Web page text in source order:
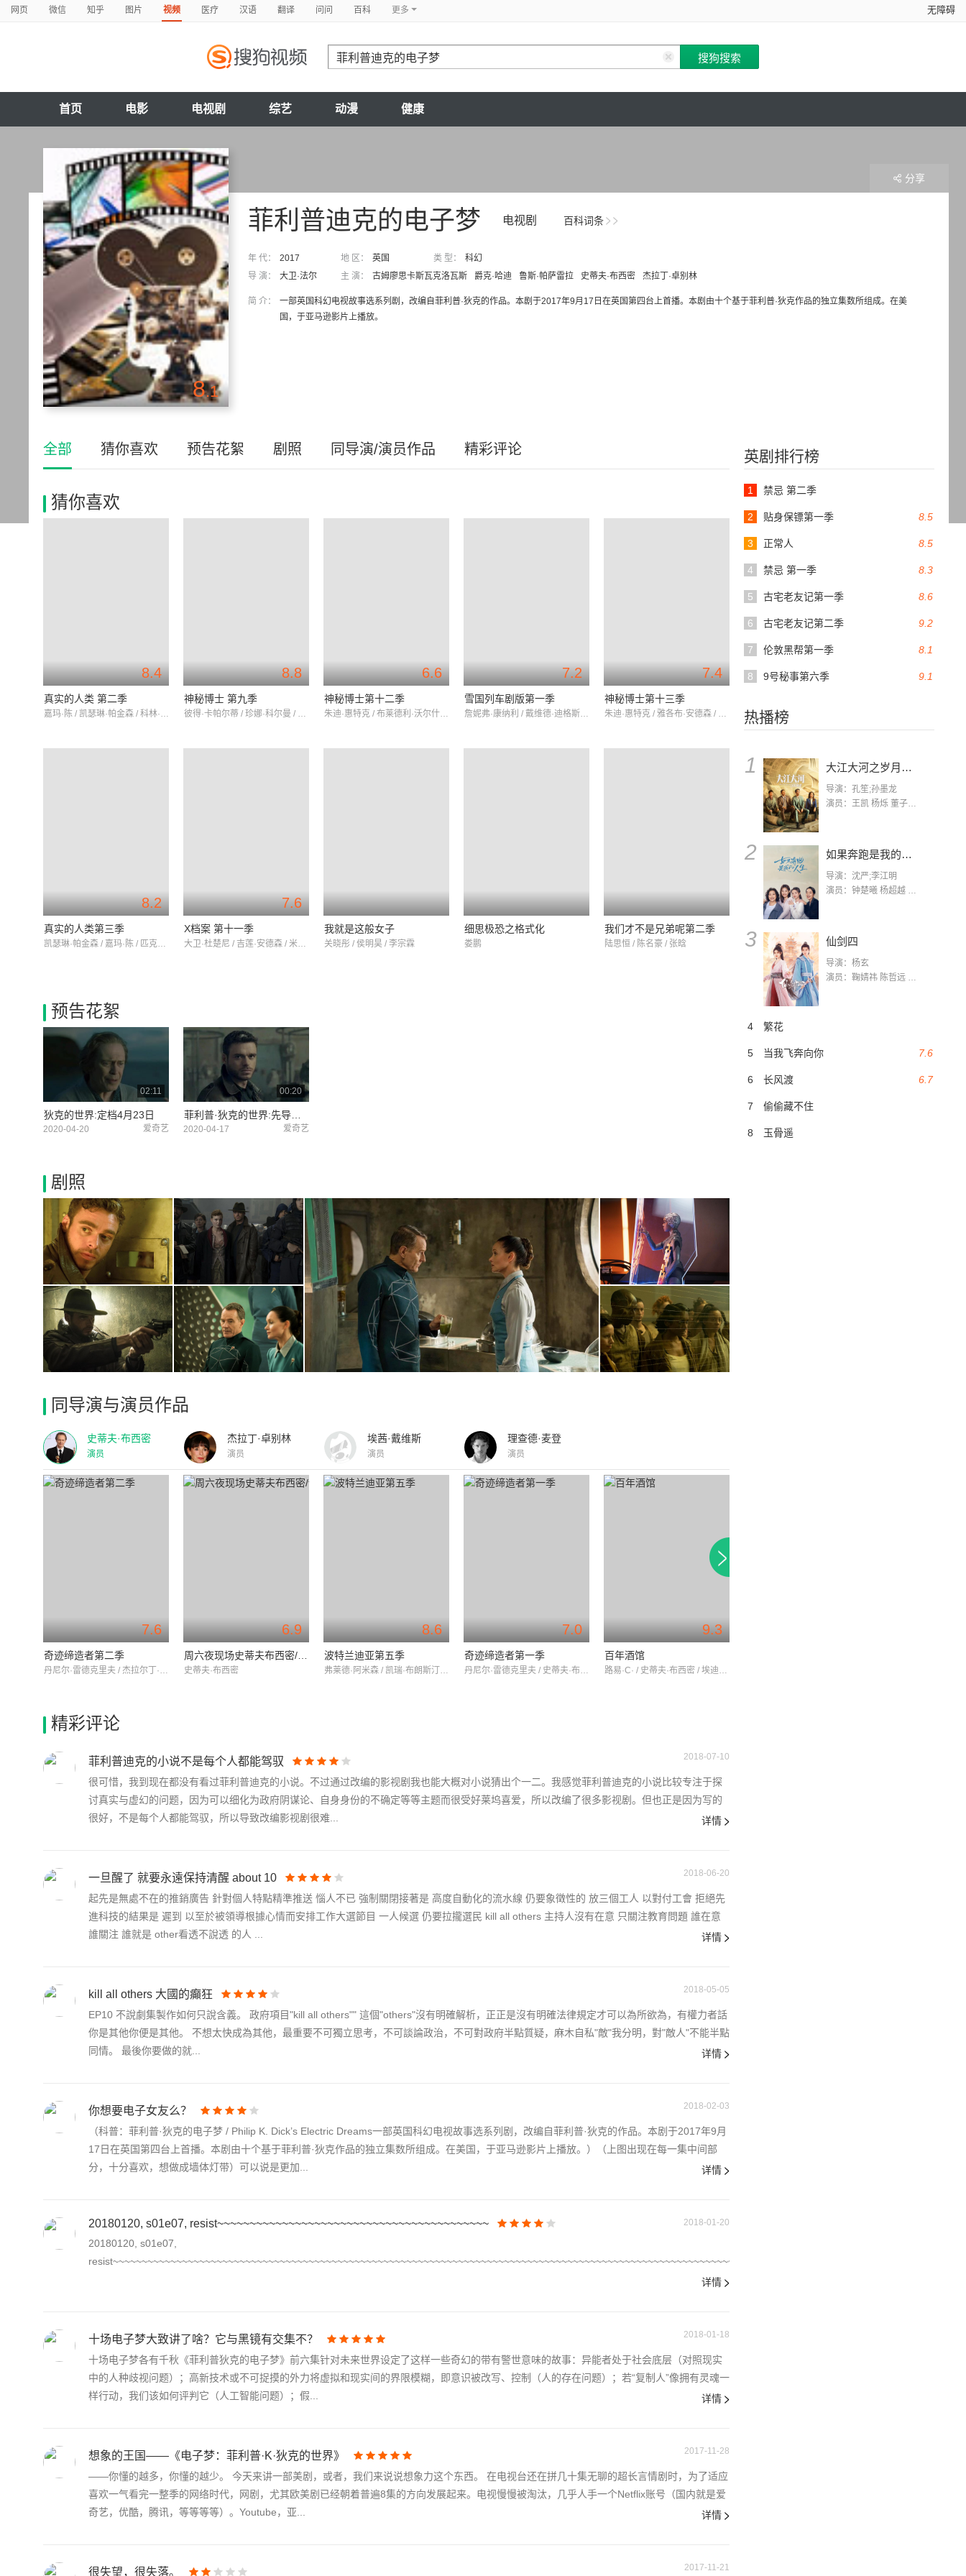
网页 微信 知乎 图片 视频 医疗 汉语 翻译 问问 百科 更多 无障碍
首页 电影 电视剧 综艺 动漫 健康
8.1
百科词条
电视剧
菲利普迪克的电子梦
年 代： 2017 地 区： 英国 类 型：
科幻
导 演：
大卫·法尔 主 演： 古姆廖思卡斯瓦克洛瓦斯 爵克·哈迪 鲁斯·帕萨雷拉 史蒂夫·布西密 杰拉丁·卓别林
简 介：
一部英国科幻电视故事选系列剧，改编自菲利普·狄克的作品。本剧于2017年9月17日在英国第四台上首播。本剧由十个基于菲利普·狄克作品的独立集数所组成。在美
国，于亚马逊影片上播放。
分享
英剧排行榜
1 禁忌 第二季
8.5
2 贴身保镖第一季
8.5
3 正常人
8.3
4 禁忌 第一季
8.6
5 古宅老友记第一季
9.2
6 古宅老友记第二季
8.1
7 伦敦黑帮第一季
9.1
8 9号秘事第六季
热播榜
1 大江大河之岁月如歌
导演：孔笙;孙墨龙
演员：王凯 杨烁 董子健 杨采钰 张佳宁 练练 林栋甫 房子斌
2 如果奔跑是我的人生
导演：沈严;李江明
演员：钟楚曦 杨超越 许娣 陈小艺 侯雯元 宋洋 王宥钧 李添诺
3 仙剑四
导演：杨玄
演员：鞠婧祎 陈哲远 茅子俊 毛晓慧 王媛可 张志浩 林枫松 张帆（演员）
4 繁花
7.6
5 当我飞奔向你
6.7
6 长风渡
7 偷偷藏不住
8 玉骨遥
全部 猜你喜欢 预告花絮 剧照 同导演/演员作品 精彩评论
猜你喜欢
8.4
真实的人类 第二季
嘉玛·陈 / 凯瑟琳·帕金森 / 科林·摩根
8.8
神秘博士 第九季
彼得·卡帕尔蒂 / 珍娜·科尔曼 / 米歇尔·歌美
6.6
神秘博士第十二季
朱迪·惠特克 / 布莱德利·沃尔什 / 曼迪·吉尔
7.2
雪国列车剧版第一季
詹妮弗·康纳利 / 戴维德·迪格斯 / 米奇·萨姆纳
7.4
神秘博士第十三季
朱迪·惠特克 / 雅各布·安德森 / 约翰·毕晓普
8.2
真实的人类第三季
凯瑟琳·帕金森 / 嘉玛·陈 / 匹克西·戴夫斯
7.6
X档案 第十一季
大卫·杜楚尼 / 吉莲·安德森 / 米彻·佩勒吉
我就是这般女子
关晓彤 / 侯明昊 / 李宗霖
细思极恐之格式化
娄鹏
我们才不是兄弟呢第二季
陆思恒 / 陈名豪 / 张晗
预告花絮
02:11
狄克的世界:定档4月23日
2020-04-20 爱奇艺
00:20
2020-04-17 爱奇艺
剧照
同导演与演员作品
史蒂夫·布西密
演员
杰拉丁·卓别林
演员
埃茜·戴维斯
演员
理查德·麦登
演员
7.6
奇迹缔造者第二季
丹尼尔·雷德克里夫 / 杰拉尔丁·维斯瓦纳坦 / 卡兰·索尼
6.9
史蒂夫·布西密
8.6
波特兰迪亚第五季
弗莱德·阿米森 / 凯瑞·布朗斯汀 / 塞斯·梅耶斯
7.0
奇迹缔造者第一季
丹尼尔·雷德克里夫 / 史蒂夫·布西密 / 杰拉尔丁·维斯瓦纳坦
9.3
百年酒馆
路易·C· / 史蒂夫·布西密 / 埃迪·法可
精彩评论
菲利普迪克的小说不是每个人都能驾驭 2018-07-10
很可惜，我到现在都没有看过菲利普迪克的小说。不过通过改编的影视剧我也能大概对小说猜出个一二。我感觉菲利普迪克的小说比较专注于探
讨真实与虚幻的问题，因为可以细化为政府阴谋论、自身身份的不确定等等主题而很受好莱坞喜爱，所以改编了很多影视剧。但也正是因为写的
很好，不是每个人都能驾驭，所以导致改编影视剧很难...
详情
一旦醒了 就要永遠保持清醒 about 10 2018-06-20
起先是無處不在的推銷廣告 針對個人特點精準推送 惱人不已 強制關閉接著是 高度自動化的流水線 仍要象徵性的 放三個工人 以對付工會 拒絕先
進科技的結果是 遲到 以至於被領導根據心情而安排工作大選節目 一人候選 仍要拉攏選民 kill all others 主持人沒有在意 只關注教育問題 誰在意
誰關注 誰就是 other看透不說透 的人 ...
详情
kill all others 大國的癲狂 2018-05-05
EP10 不說劇集製作如何只說含義。 政府項目"kill all others"" 這個"others"沒有明確解析，正正是沒有明確法律規定才可以為所欲為，有權力者話
你是其他你便是其他。 不想太快成為其他，最重要不可獨立思考，不可談論政治，不可對政府半點質疑，麻木自私"敵"我分明，對"敵人"不能半點
同情。 最後你要做的就...
详情
你想要电子女友么？ 2018-02-03
（科普：菲利普·狄克的电子梦 / Philip K. Dick’s Electric Dreams一部英国科幻电视故事选系列剧，改编自菲利普·狄克的作品。本剧于2017年9月
17日在英国第四台上首播。本剧由十个基于菲利普·狄克作品的独立集数所组成。在美国，于亚马逊影片上播放。）（上图出现在每一集中间部
分，十分喜欢，想做成墙体灯带）可以说是更加...
详情
20180120, s01e07, resist~~~~~~~~~~~~~~~~~~~~~~~~~~~~~~~~~~~~~~~~~~ 2018-01-20
20180120, s01e07,
详情
十场电子梦大致讲了啥？它与黑镜有交集不？ 2018-01-18
十场电子梦各有千秋《菲利普狄克的电子梦》前六集针对未来世界设定了这样一些奇幻的带有警世意味的故事：异能者处于社会底层（对照现实
中的人种歧视问题）；高新技术或不可捉摸的外力将虚拟和现实间的界限模糊，即意识被改写、控制（人的存在问题）；若“复制人”像拥有灵魂一
样行动，我们该如何评判它（人工智能问题）；假...
详情
想象的王国——《电子梦：菲利普·K·狄克的世界》 2017-11-28
——你懂的越多，你懂的越少。 今天来讲一部美剧，或者，我们来说说想象力这个东西。 在电视台还在拼几十集无聊的超长言情剧时，为了适应
喜欢一气看完一整季的网络时代，网剧，尤其欧美剧已经朝着普遍8集的方向发展起来。电视慢慢被淘汰，几乎人手一个Netflix账号（国内就是爱
奇艺，优酷，腾讯，等等等等）。Youtube，亚...
详情
很失望，很失落。 2017-11-21